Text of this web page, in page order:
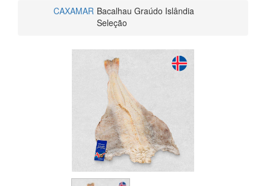
CAXAMAR Bacalhau Graúdo Islândia
Seleção